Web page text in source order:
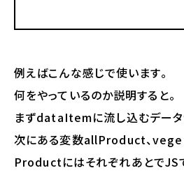
例えばこんな感じで使います。
何をやっているのか説明すると。
まずdataItemに流し込むデータ
次にある変数allProduct、
ProductにはそれぞれあとでJS